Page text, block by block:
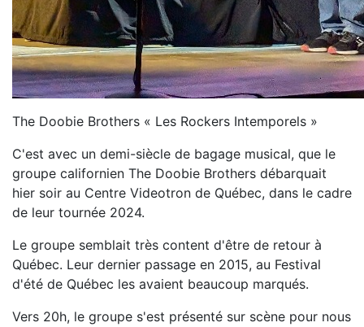
The Doobie Brothers « Les Rockers Intemporels »
C'est avec un demi-siècle de bagage musical, que le
groupe californien The Doobie Brothers débarquait
hier soir au Centre Videotron de Québec, dans le cadre
de leur tournée 2024.
Le groupe semblait très content d'être de retour à
Québec. Leur dernier passage en 2015, au Festival
d'été de Québec les avaient beaucoup marqués.
Vers 20h, le groupe s'est présenté sur scène pour nous